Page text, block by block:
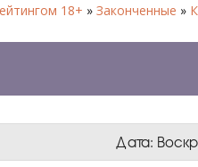
18+ » Законченные »
Дата: